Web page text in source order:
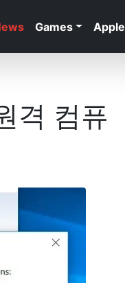
Games Apple
격 컴퓨